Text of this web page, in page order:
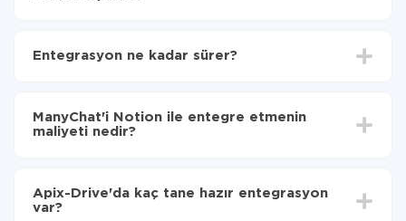
seçin
Notion'ye aktarılacaktır.
Entegrasyon ne kadar sürer?
olarak, 10-15 dakika sürer.
ManyChat'i Notion ile entegre etmenin
maliyeti nedir?
Hizmetimiz aracılığıyla yalnızca bir sisteminizden
diğerine aktarılan veri miktarı için ödeme yaparsınız.
Apix-Drive'da kaç tane hazır entegrasyon
var?